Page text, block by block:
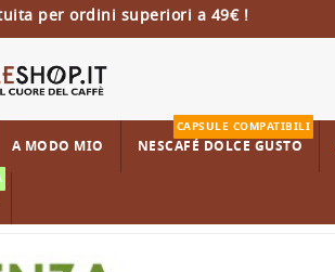
per ordini superiori a 49€ !
A MODO MIO NESCAFÉ DOLCE GUSTO
CAPSULE COMPATIBILI
Compatibili Nescafé Dolce Gusto